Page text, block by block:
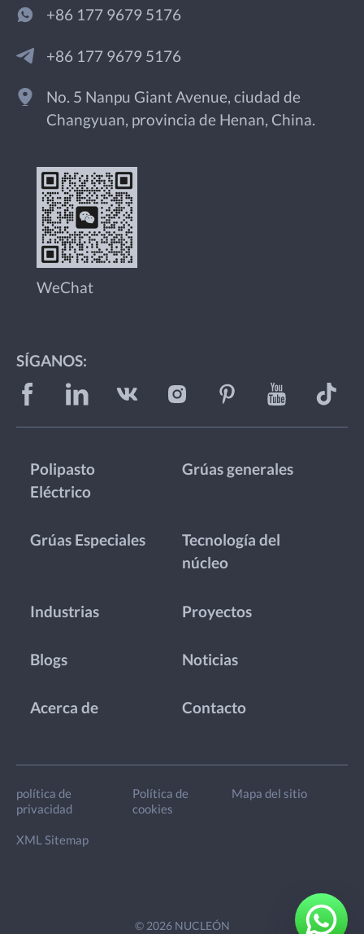
+86 177 9679 5176
+86 177 9679 5176
No. 5 Nanpu Giant Avenue, ciudad de
Changyuan, provincia de Henan, China.
WeChat
SÍGANOS:
Polipasto
Eléctrico
Grúas generales
Grúas Especiales
Tecnología del
núcleo
Industrias Proyectos
Blogs Noticias
Acerca de Contacto
política de
privacidad
Política de
cookies
Mapa del sitio
XML Sitemap
© 2026 NUCLEÓN